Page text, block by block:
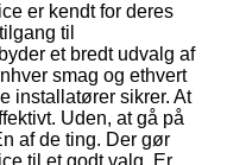
er kendt for deres
til
et bredt udvalg af
smag og ethvert
installatører sikrer. At
Uden, at gå på
af de ting. Der gør